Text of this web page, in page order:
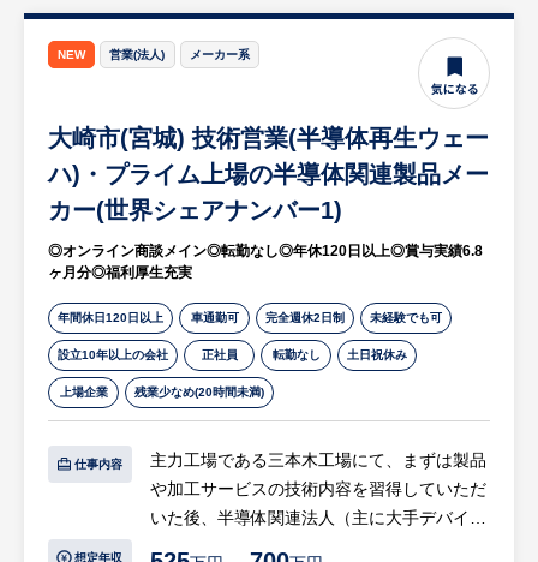
ィバル、展示会・見本市、シンポジウム、各
種大会、SP(セールスプロモーション)関係に
おいて多数の実績を有しています。
★企業の魅力★
・年間休日120日以上
・イベント関連で楽しくやりがいのある仕事
※詳細は面談時にお伝えします
チーム（ドイツ・ポーランド）との仕様やテ
スト内容に関する技術的なコミュニケーショ
・顧客環境に近い状態での検証（システム組
込み状態でのテスト、ログ取得やデバッグツ
ールを用いた動作確認）
・シミュレータを用いた製品単体テスト、お
よびブラックボックス/ホワイトボックス双
方の観点での評価
等
※単なるテスト“実行のみ”ではなく、「何を
どう検証するか」というテスト観点の整理や
テストケース設計といった上流工程から深く
関与いただけます。
※Web/アプリ領域のみのテストではなく、
ハードウェアと連携する組込み・制御系領域
の検証業務となります。
NEW 営業(法人) メーカー系
大崎市(宮城) 技術営業(半導体再生ウェー
ハ)・プライム上場の半導体関連製品メー
カー(世界シェアナンバー1)
◎オンライン商談メイン◎転勤なし◎年休120日以上◎賞与実績6.8
ヶ月分◎福利厚生充実
年間休日120日以上 車通勤可 完全週休2日制 未経験でも可
設立10年以上の会社 正社員 転勤なし 土日祝休み
上場企業 残業少なめ(20時間未満)
仕事内容
主力工場である三本木工場にて、まずは製品
や加工サービスの技術内容を習得していただ
いた後、半導体関連法人（主に大手デバイス
想定年収